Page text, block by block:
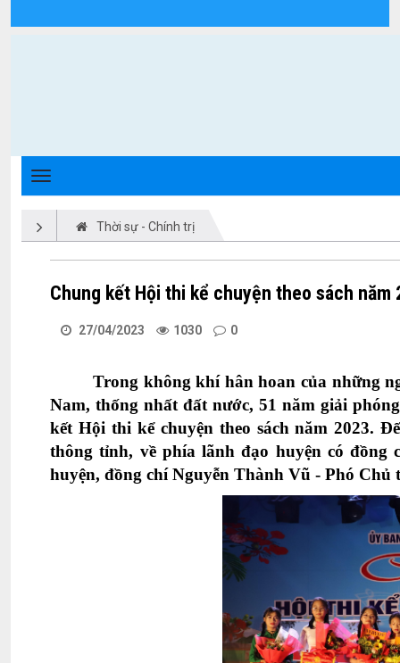
Thời sự - Chính trị
Chung kết Hội thi kể chuyện theo sách năm
27/04/2023 1030 0
Trong không khí hân hoan của những
Nam, thống nhất đất nước, 51 năm giải
kết Hội thi kể chuyện theo sách năm 2023.
thông tỉnh, về phía lãnh đạo huyện có
huyện, đồng chí Nguyễn Thành Vũ - Phó